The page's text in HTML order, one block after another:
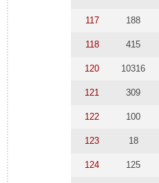
117 188
118 415
120 10316
121 309
122 100
123 18
124 125